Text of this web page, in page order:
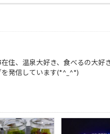
住、温泉大好き、食べるの大好
発信しています(*^_^*)